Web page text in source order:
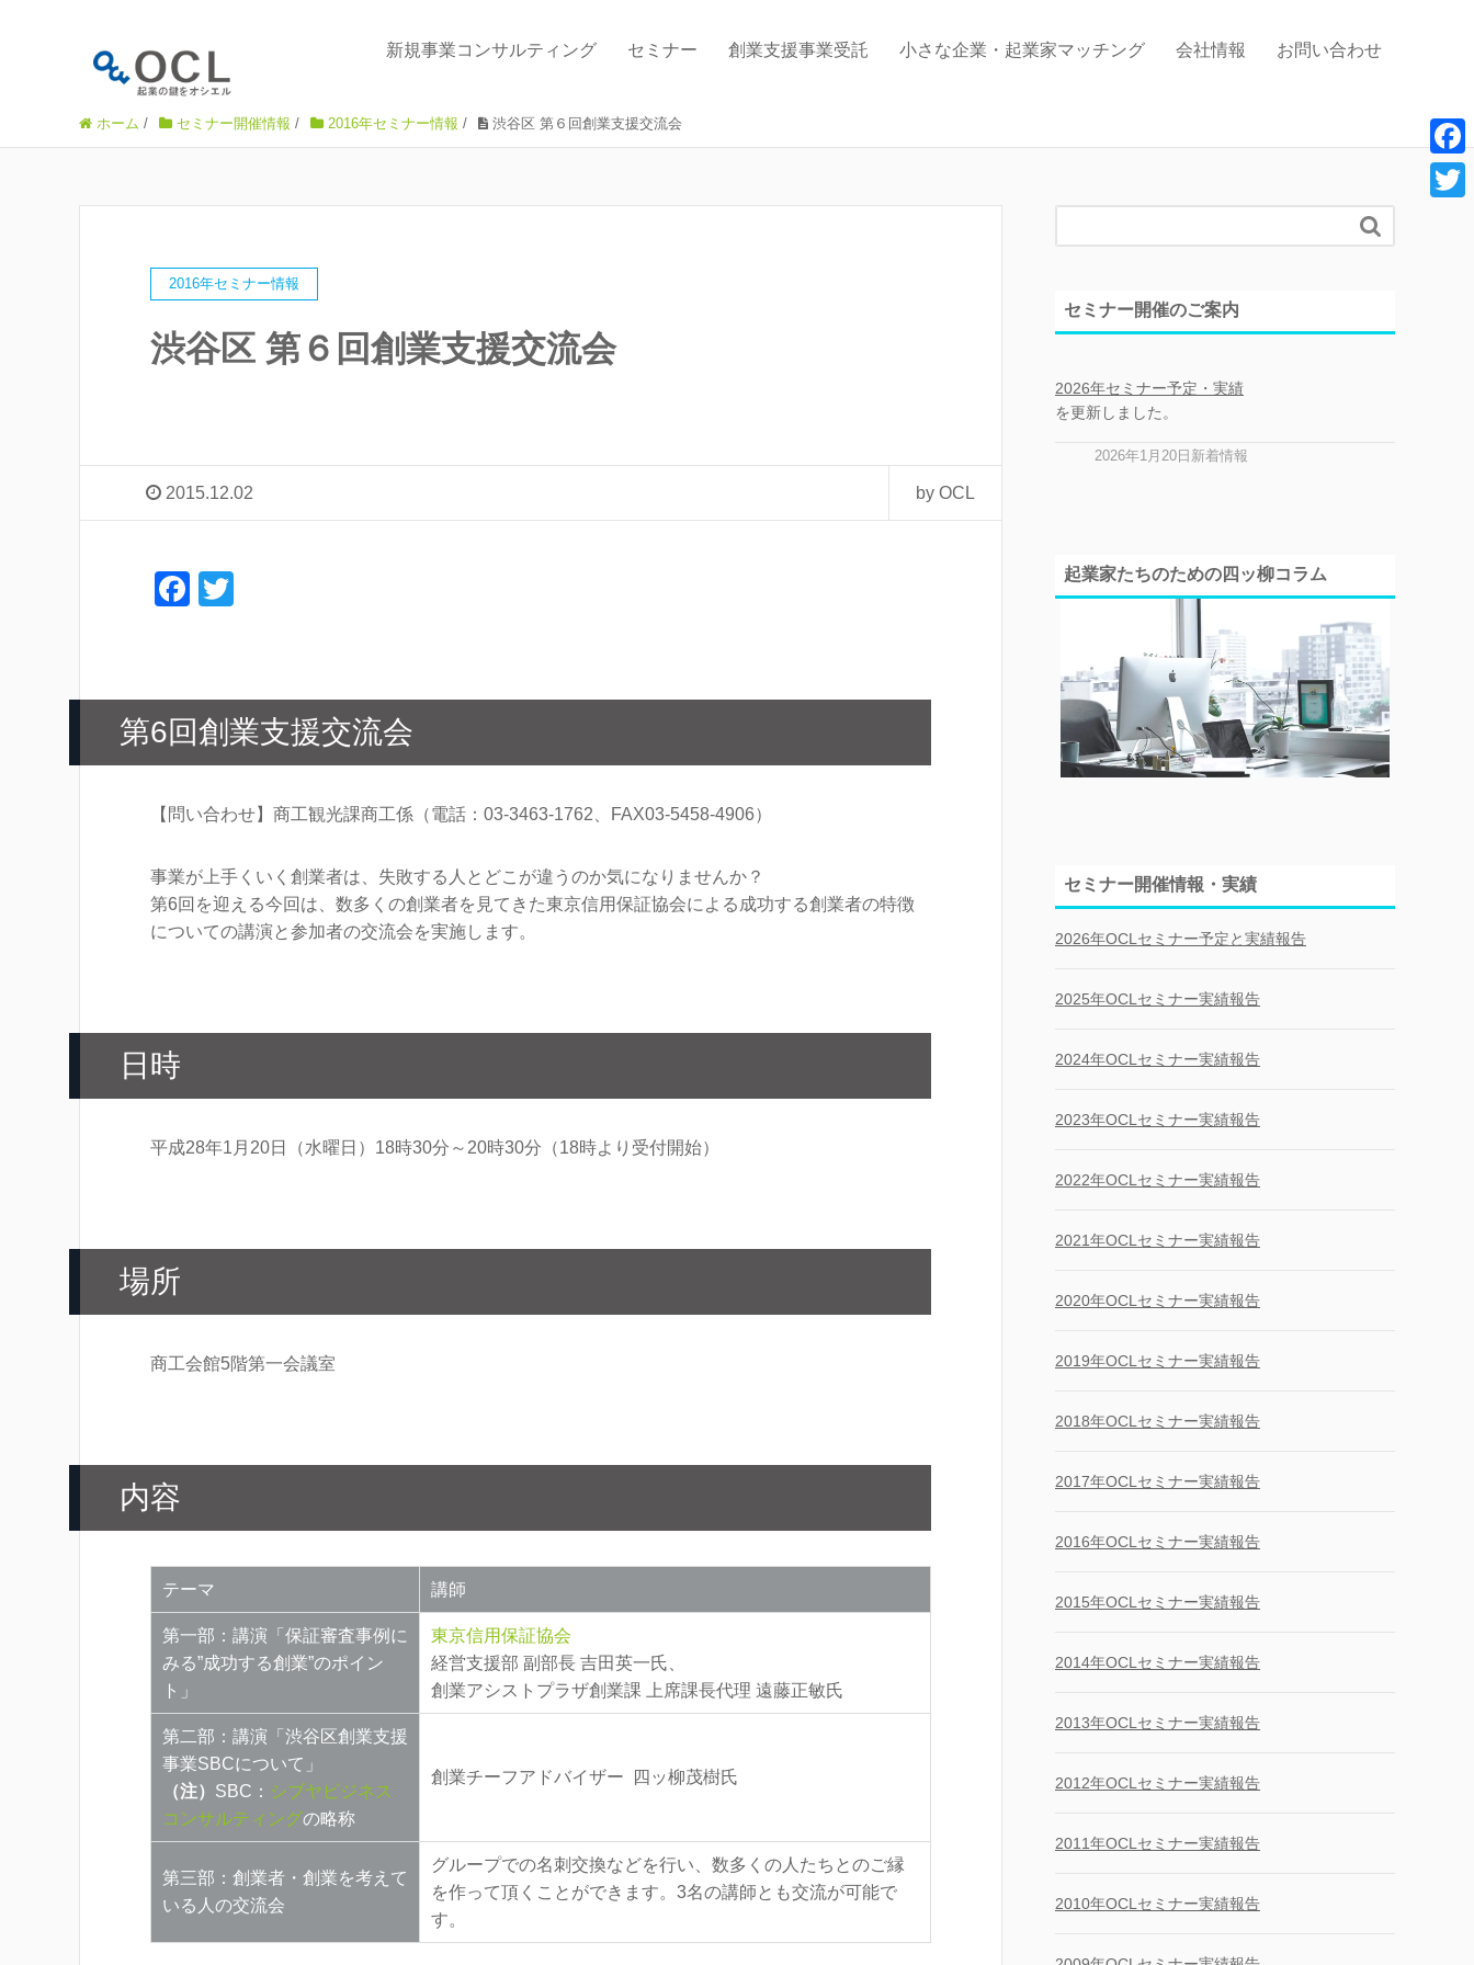
新規事業コンサルティング セミナー 創業支援事業受託 小さな企業・起業家マッチング 会社情報 お問い合わせ
ホーム / セミナー開催情報 / 2016年セミナー情報 / 渋谷区 第６回創業支援交流会
2016年セミナー情報
渋谷区 第６回創業支援交流会
2015.12.02 by OCL
F
e
b
o
o
k
er
第6回創業支援交流会
【問い合わせ】商工観光課商工係（電話：03-3463-1762、FAX03-5458-4906）
事業が上手くいく創業者は、失敗する人とどこが違うのか気になりませんか？
第6回を迎える今回は、数多くの創業者を見てきた東京信用保証協会による成功する創業者の特徴
についての講演と参加者の交流会を実施します。
日時
平成28年1月20日（水曜日）18時30分～20時30分（18時より受付開始）
場所
商工会館5階第一会議室
内容
テーマ 講師
第一部：講演「保証審査事例に
みる”成功する創業”のポイン
ト」
東京信用保証協会
経営支援部 副部長 吉田英一氏、
創業アシストプラザ創業課 上席課長代理 遠藤正敏氏
第二部：講演「渋谷区創業支援
事業SBCについて」
（注） SBC： シブヤビジネス
コンサルティングの略称
創業チーフアドバイザー 四ッ柳茂樹氏
第三部：創業者・創業を考えて
いる人の交流会
グループでの名刺交換などを行い、数多くの人たちとのご縁
を作って頂くことができます。3名の講師とも交流が可能で
す。

セミナー開催のご案内
2026年セミナー予定・実績
を更新しました。
2026年1月20日新着情報
起業家たちのための四ッ柳コラム
セミナー開催情報・実績
2026年OCLセミナー予定と実績報告
2025年OCLセミナー実績報告
2024年OCLセミナー実績報告
2023年OCLセミナー実績報告
2022年OCLセミナー実績報告
2021年OCLセミナー実績報告
2020年OCLセミナー実績報告
2019年OCLセミナー実績報告
2018年OCLセミナー実績報告
2017年OCLセミナー実績報告
2016年OCLセミナー実績報告
2015年OCLセミナー実績報告
2014年OCLセミナー実績報告
2013年OCLセミナー実績報告
2012年OCLセミナー実績報告
2011年OCLセミナー実績報告
2010年OCLセミナー実績報告
F